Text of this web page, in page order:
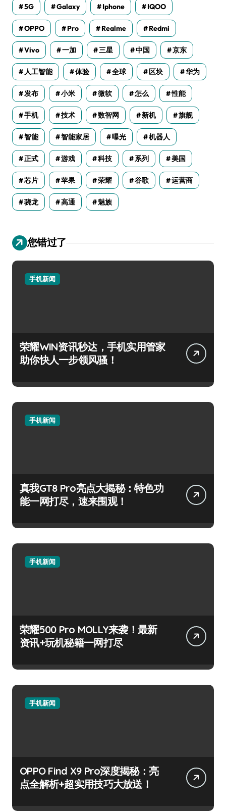
5G Galaxy Iphone IQOO
OPPO Pro Realme Redmi
Vivo 一加 三星 中国 京东
人工智能 体验 全球 区块 华为
发布 小米 微软 怎么 性能
手机 技术 数智网 新机 旗舰
智能 智能家居 曝光 机器人
正式 游戏 科技 系列 美国
芯片 苹果 荣耀 谷歌 运营商
骁龙 高通 魅族
您错过了
手机新闻
荣耀WIN资讯秒达，手机实用管家
助你快人一步领风骚！
手机新闻
真我GT8 Pro亮点大揭秘：特色功
能一网打尽，速来围观！
手机新闻
荣耀500 Pro MOLLY来袭！最新
资讯+玩机秘籍一网打尽
手机新闻
OPPO Find X9 Pro深度揭秘：亮
点全解析+超实用技巧大放送！